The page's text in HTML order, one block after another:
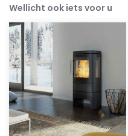
Wellicht ook iets voor u